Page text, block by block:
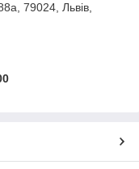
79024, Львів,